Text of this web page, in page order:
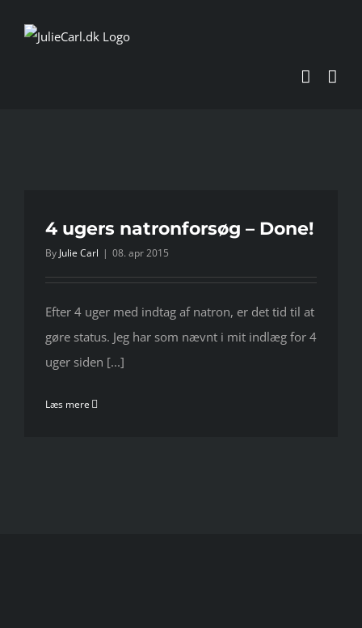
4 ugers natronforsøg – Done!
By Julie Carl | 08. apr 2015
Efter 4 uger med indtag af natron, er det tid til at
gøre status. Jeg har som nævnt i mit indlæg for 4
uger siden [...]
Læs mere